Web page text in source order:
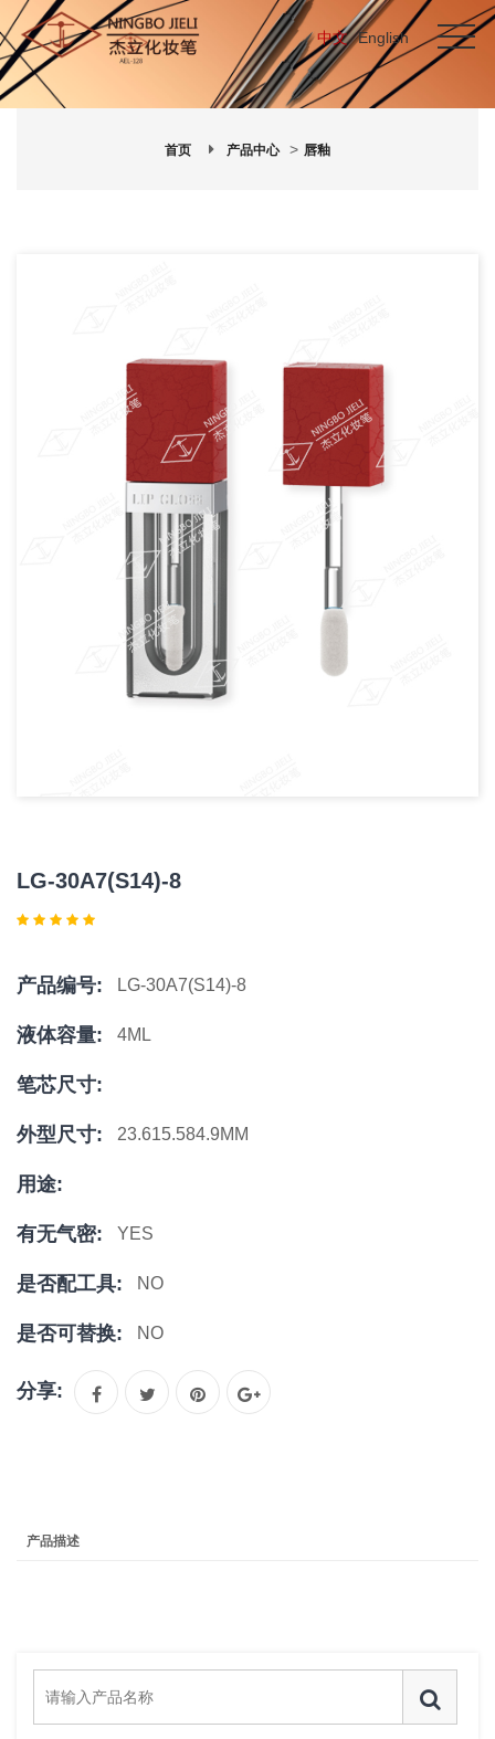
中文 English
首页 产品中心 > 唇釉
LG-30A7(S14)-8
产品编号: LG-30A7(S14)-8
液体容量: 4ML
笔芯尺寸:
外型尺寸: 23.615.584.9MM
用途:
有无气密: YES
是否配工具: NO
是否可替换: NO
分享:
产品描述